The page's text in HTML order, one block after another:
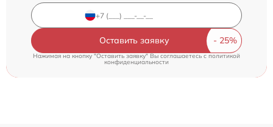
Оставить заявку
Нажимая на кнопку "Оставить заявку" Вы соглашаетесь cполитикой
конфиденциальности